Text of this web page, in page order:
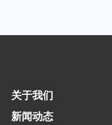
关于我们
新闻动态